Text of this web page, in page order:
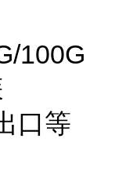
100G
口等